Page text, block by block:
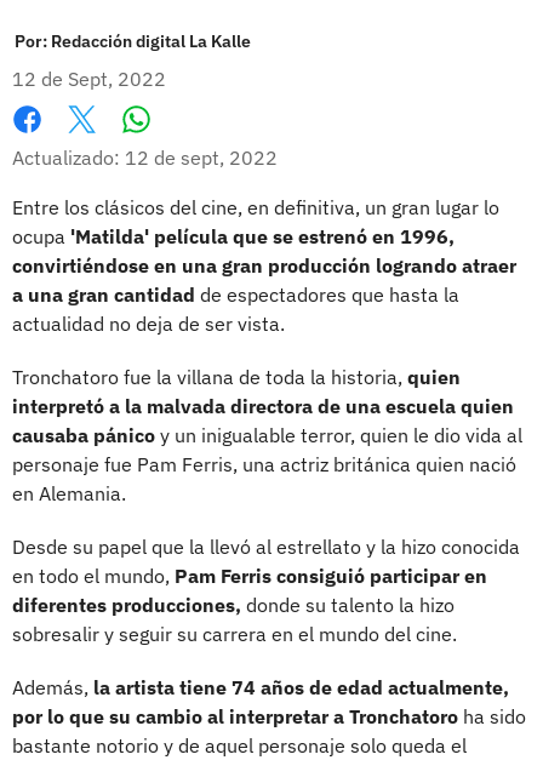
Por: Redacción digital La Kalle
12 de Sept, 2022
Facebook
X
Actualizado: 12 de sept, 2022
Entre los clásicos del cine, en definitiva, un gran lugar lo
ocupa 'Matilda' película que se estrenó en 1996,
convirtiéndose en una gran producción logrando atraer
a una gran cantidad de espectadores que hasta la
actualidad no deja de ser vista.
Tronchatoro fue la villana de toda la historia, quien
interpretó a la malvada directora de una escuela quien
causaba pánico y un inigualable terror, quien le dio vida al
personaje fue Pam Ferris, una actriz británica quien nació
en Alemania.
Desde su papel que la llevó al estrellato y la hizo conocida
en todo el mundo, Pam Ferris consiguió participar en
diferentes producciones, donde su talento la hizo
sobresalir y seguir su carrera en el mundo del cine.
Además, la artista tiene 74 años de edad actualmente,
por lo que su cambio al interpretar a Tronchatoro ha sido
bastante notorio y de aquel personaje solo queda el